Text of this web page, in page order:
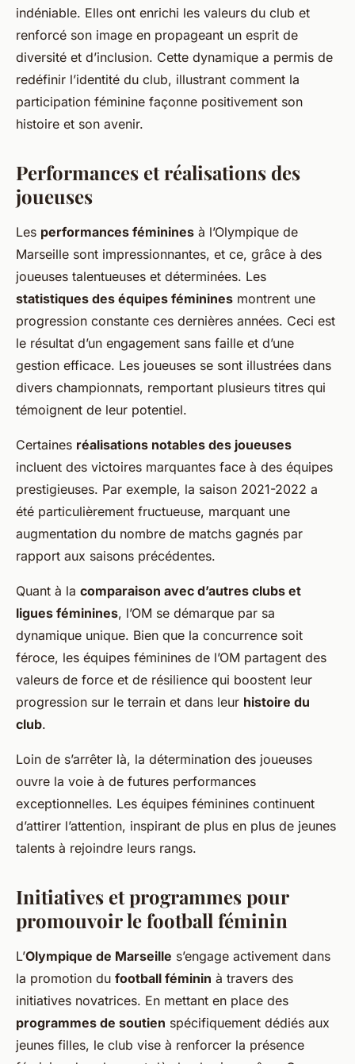
indéniable. Elles ont enrichi les valeurs du club et
renforcé son image en propageant un esprit de
diversité et d’inclusion. Cette dynamique a permis de
redéfinir l’identité du club, illustrant comment la
participation féminine façonne positivement son
histoire et son avenir.
Performances et réalisations des
joueuses
Les performances féminines à l’Olympique de
Marseille sont impressionnantes, et ce, grâce à des
joueuses talentueuses et déterminées. Les
statistiques des équipes féminines montrent une
progression constante ces dernières années. Ceci est
le résultat d’un engagement sans faille et d’une
gestion efficace. Les joueuses se sont illustrées dans
divers championnats, remportant plusieurs titres qui
témoignent de leur potentiel.
Certaines réalisations notables des joueuses
incluent des victoires marquantes face à des équipes
prestigieuses. Par exemple, la saison 2021-2022 a
été particulièrement fructueuse, marquant une
augmentation du nombre de matchs gagnés par
rapport aux saisons précédentes.
Quant à la comparaison avec d’autres clubs et
ligues féminines, l’OM se démarque par sa
dynamique unique. Bien que la concurrence soit
féroce, les équipes féminines de l’OM partagent des
valeurs de force et de résilience qui boostent leur
progression sur le terrain et dans leur histoire du
club.
Loin de s’arrêter là, la détermination des joueuses
ouvre la voie à de futures performances
exceptionnelles. Les équipes féminines continuent
d’attirer l’attention, inspirant de plus en plus de jeunes
talents à rejoindre leurs rangs.
Initiatives et programmes pour
promouvoir le football féminin
L’Olympique de Marseille s’engage activement dans
la promotion du football féminin à travers des
initiatives novatrices. En mettant en place des
programmes de soutien spécifiquement dédiés aux
jeunes filles, le club vise à renforcer la présence